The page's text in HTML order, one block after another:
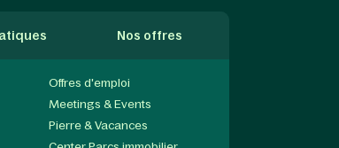
Nos offres
Offres d'emploi
Meetings & Events
Pierre & Vacances